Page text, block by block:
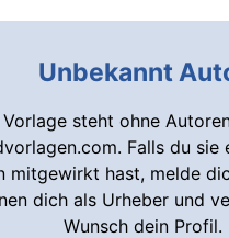
Unbekannt
Vorlage steht ohne
Falls du sie
mitgewirkt hast, melde
dich als Urheber und
Wunsch dein Profil.